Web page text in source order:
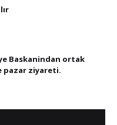
Baskanindan ortak
pazar ziyareti.